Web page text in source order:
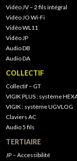
Vidéo JV – 2 fils intégral
Vidéo JO Wi-Fi
Vidéo WL11
Vidéo JP
Audio DB
Audio DA
COLLECTIF
Collectif – GT
VIGIK PLUS : système
VIGIK : système UGVLOG
Claviers AC
Audio 5 fils
TERTIAIRE
JP – Accessibilité